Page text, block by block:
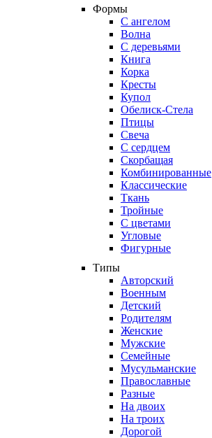
Формы
С ангелом
Волна
С деревьями
Книга
Корка
Кресты
Купол
Обелиск-Стела
Птицы
Свеча
С сердцем
Скорбащая
Комбинированные
Классические
Ткань
Тройные
С цветами
Угловые
Фигурные
Типы
Авторский
Военным
Детский
Родителям
Женские
Мужские
Семейные
Мусульманские
Православные
Разные
На двоих
На троих
Дорогой